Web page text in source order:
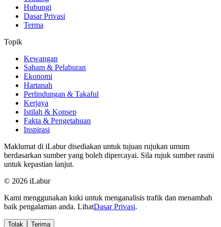
Hubungi
Dasar Privasi
Terma
Topik
Kewangan
Saham & Pelaburan
Ekonomi
Hartanah
Perlindungan & Takaful
Kerjaya
Istilah & Konsep
Fakta & Pengetahuan
Inspirasi
Maklumat di iLabur disediakan untuk tujuan rujukan umum
berdasarkan sumber yang boleh dipercayai. Sila rujuk sumber rasmi
untuk kepastian lanjut.
© 2026 iLabur
Kami menggunakan kuki untuk menganalisis trafik dan menambah
baik pengalaman anda. LihatDasar Privasi.
Tolak Terima